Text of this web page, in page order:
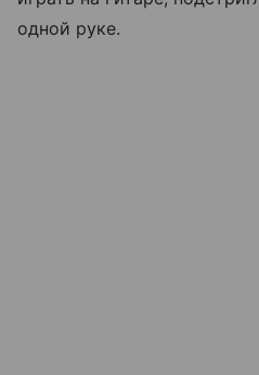
одной руке.